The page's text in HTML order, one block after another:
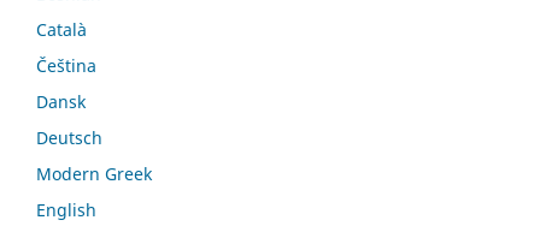
Català
Čeština
Dansk
Deutsch
Modern Greek
English